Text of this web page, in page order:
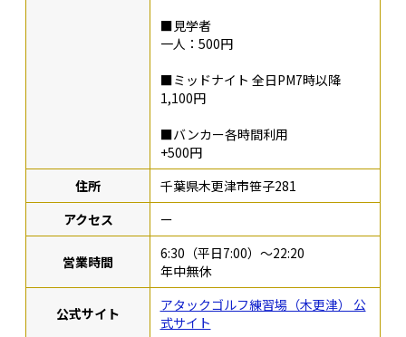
■見学者
一人：500円
■ミッドナイト 全日PM7時以降
1,100円
■バンカー各時間利用
+500円
住所
千葉県木更津市笹子281
アクセス
ー
営業時間
6:30（平日7:00）〜22:20
年中無休
公式サイト
アタックゴルフ練習場（木更津） 公
式サイト